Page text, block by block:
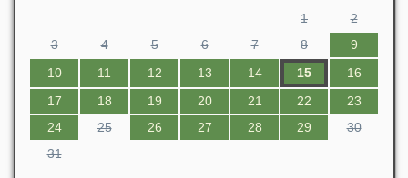
1
2
3
4 5 6 7 8
9
10
11 12 13 14 15
16
17
18 19 20 21 22
23
24
25 26 27 28 29
30
31